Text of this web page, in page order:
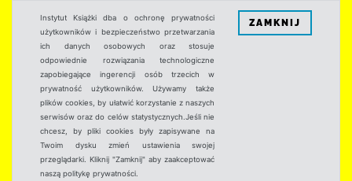
Instytut Książki dba o ochronę prywatności
użytkowników i bezpieczeństwo przetwarzania
ich danych osobowych oraz stosuje
odpowiednie rozwiązania technologiczne
zapobiegające ingerencji osób trzecich w
prywatność użytkowników. Używamy także
plików cookies, by ułatwić korzystanie z naszych
serwisów oraz do celów statystycznych.Jeśli nie
chcesz, by pliki cookies były zapisywane na
Twoim dysku zmień ustawienia swojej
przeglądarki. Kliknij "Zamknij" aby zaakceptować
naszą politykę prywatności.
ZAMKNIJ